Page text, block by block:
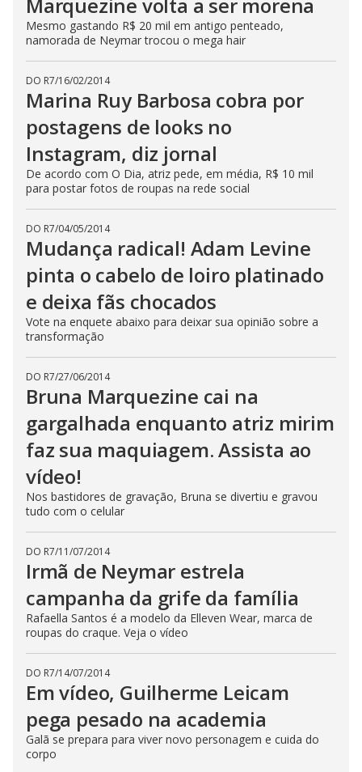
Mesmo gastando R$ 20 mil em antigo penteado,
namorada de Neymar trocou o mega hair
DO R7/16/02/2014
Marina Ruy Barbosa cobra por
postagens de looks no
Instagram, diz jornal
De acordo com O Dia, atriz pede, em média, R$ 10 mil
para postar fotos de roupas na rede social
DO R7/04/05/2014
Mudança radical! Adam Levine
pinta o cabelo de loiro platinado
e deixa fãs chocados
Vote na enquete abaixo para deixar sua opinião sobre a
transformação
DO R7/27/06/2014
Bruna Marquezine cai na
gargalhada enquanto atriz mirim
faz sua maquiagem. Assista ao
vídeo!
Nos bastidores de gravação, Bruna se divertiu e gravou
tudo com o celular
DO R7/11/07/2014
Irmã de Neymar estrela
campanha da grife da família
Rafaella Santos é a modelo da Elleven Wear, marca de
roupas do craque. Veja o vídeo
DO R7/14/07/2014
Em vídeo, Guilherme Leicam
pega pesado na academia
Galã se prepara para viver novo personagem e cuida do
corpo